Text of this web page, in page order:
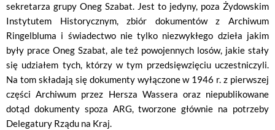
sekretarza grupy Oneg Szabat. Jest to jedyny, poza Żydowskim
Instytutem Historycznym, zbiór dokumentów z Archiwum
Ringelbluma i świadectwo nie tylko niezwykłego dzieła jakim
były prace Oneg Szabat, ale też powojennych losów, jakie stały
się udziałem tych, którzy w tym przedsięwzięciu uczestniczyli.
Na tom składają się dokumenty wyłączone w 1946 r. z pierwszej
części Archiwum przez Hersza Wassera oraz niepublikowane
dotąd dokumenty spoza ARG, tworzone głównie na potrzeby
Delegatury Rządu na Kraj.